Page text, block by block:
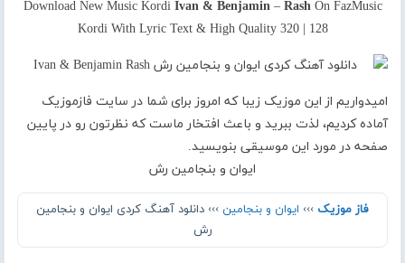
Download New Music Kordi Ivan & Benjamin– RashOn FazMusic
Kordi With Lyric Text & High Quality 320 | 128
امیدواریم از این موزیک زیبا که امروز برای شما در سایت فازموزیک
آماده کردیم، لذت ببرید و باعث افتخار ماست که نظرتون رو در پایین
صفحه در مورد این موسیقی بنویسید.
ایوان و بنجامین رش
فاز موزیک ››› ایوان و بنجامین ››› دانلود آهنگ کردی ایوان و بنجامین
رش